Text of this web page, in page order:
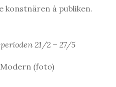
konstnären å publiken.
21/2 – 27/5
(foto)